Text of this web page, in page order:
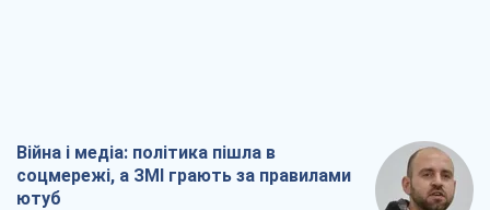
Війна і медіа: політика пішла в
соцмережі, а ЗМІ грають за правилами
ютуб